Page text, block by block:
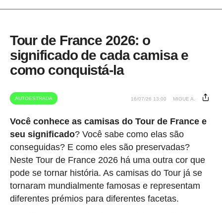
Tour de France 2026: o
significado de cada camisa e
como conquistá-la
AUTOESTRADA 16/07/26 13:00 MIGUE A.
Você conhece as camisas do Tour de France e
seu significado? Você sabe como elas são
conseguidas? E como eles são preservadas?
Neste Tour de France 2026 há uma outra cor que
pode se tornar história. As camisas do Tour já se
tornaram mundialmente famosas e representam
diferentes prémios para diferentes facetas.